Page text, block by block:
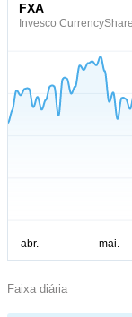
FXA
Invesco
Faixa diária